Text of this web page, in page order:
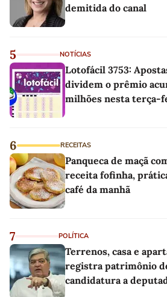
demitida do canal
5 NOTÍCIAS
Lotofácil 3753:
dividem o prêmio
milhões nesta terça-
6 RECEITAS
Panqueca de maçã
receita fofinha,
café da manhã
7 POLÍTICA
Terrenos, casa e
registra patrimônio
candidatura a